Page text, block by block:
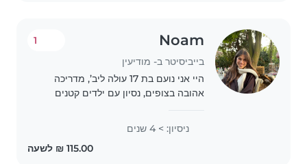
Noam
בייביסיטר ב- מודיעין
1
היי אני נועם בת 17 עולה ליב’, מדריכה
אהובה בצופים, נסיון עם ילדים קטנים
בלימודים, דוברת אנגלית, מבשלת ואופה.
ניסיון: > 4 שנים